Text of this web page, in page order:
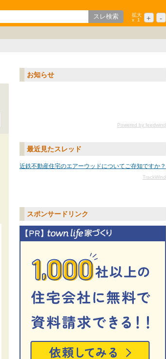
拡大
x
1 + -
お知らせ
Powered by feedwind
最近見たスレッド
近鉄不動産住宅のエアーウッドについてご存知ですか？
TrackWind
スポンサードリンク